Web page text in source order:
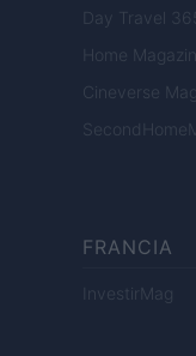
Day Travel
Home
Cineverse
FRANCIA
InvestirMag